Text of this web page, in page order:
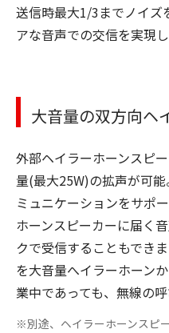
送信時最大1/3までノイズ
アな音声での交信を実現し
大音量の双方向ヘ
外部ヘイラーホーンスピ
量(最大25W)の拡声が可
ミュニケーションをサポ
ホーンスピーカーに届く
クで受信することもでき
を大音量へイラーホーン
業中であっても、無線の
※別途、ヘイラーホーンスピ